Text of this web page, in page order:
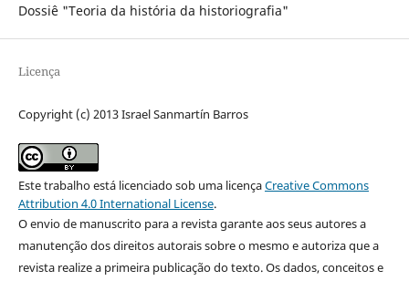
Dossiê "Teoria da história da historiografia"
Licença
Copyright (c) 2013 Israel Sanmartín Barros
Este trabalho está licenciado sob uma licençaCreative Commons
Attribution 4.0 International License.
O envio de manuscrito para a revista garante aos seus autores a
manutenção dos direitos autorais sobre o mesmo e autoriza que a
revista realize a primeira publicação do texto. Os dados, conceitos e